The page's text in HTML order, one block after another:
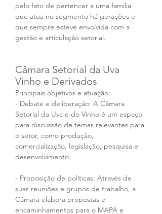
pelo fato de pertencer a uma família
que atua no segmento há gerações e
que sempre esteve envolvida com a
gestão e articulação setorial.
Câmara Setorial da Uva
Vinho e Derivados
Principais objetivos e atuação:
- Debate e deliberação: A Câmara
Setorial da Uva e do Vinho é um espaço
para discussão de temas relevantes para
o setor, como produção,
comercialização, legislação, pesquisa e
desenvolvimento.
- Proposição de políticas: Através de
suas reuniões e grupos de trabalho, a
Câmara elabora propostas e
encaminhamentos para o MAPA e